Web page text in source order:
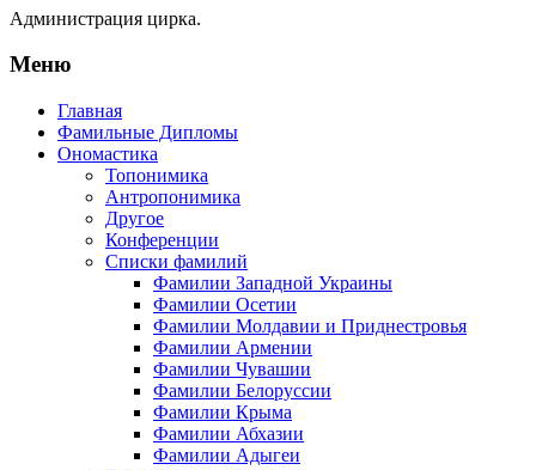
Администрация цирка.
Меню
Главная
Фамильные Дипломы
Ономастика
Топонимика
Антропонимика
Другое
Конференции
Списки фамилий
Фамилии Западной Украины
Фамилии Осетии
Фамилии Молдавии и Приднестровья
Фамилии Армении
Фамилии Чувашии
Фамилии Белоруссии
Фамилии Крыма
Фамилии Абхазии
Фамилии Адыгеи